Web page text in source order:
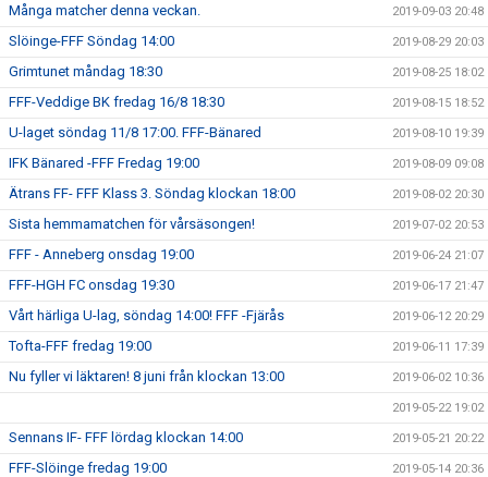
Många matcher denna veckan. 2019-09-03 20:48
Slöinge-FFF Söndag 14:00 2019-08-29 20:03
Grimtunet måndag 18:30 2019-08-25 18:02
FFF-Veddige BK fredag 16/8 18:30 2019-08-15 18:52
U-laget söndag 11/8 17:00. FFF-Bänared 2019-08-10 19:39
IFK Bänared -FFF Fredag 19:00 2019-08-09 09:08
Ätrans FF- FFF Klass 3. Söndag klockan 18:00 2019-08-02 20:30
Sista hemmamatchen för vårsäsongen! 2019-07-02 20:53
FFF - Anneberg onsdag 19:00 2019-06-24 21:07
FFF-HGH FC onsdag 19:30 2019-06-17 21:47
Vårt härliga U-lag, söndag 14:00! FFF -Fjärås 2019-06-12 20:29
Tofta-FFF fredag 19:00 2019-06-11 17:39
Nu fyller vi läktaren! 8 juni från klockan 13:00 2019-06-02 10:36
2019-05-22 19:02
Sennans IF- FFF lördag klockan 14:00 2019-05-21 20:22
FFF-Slöinge fredag 19:00 2019-05-14 20:36